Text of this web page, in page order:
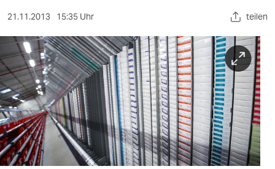
sport
berlin
nord
wahrheit
verlag
verlag
21.11.2013 15:35 Uhr teilen